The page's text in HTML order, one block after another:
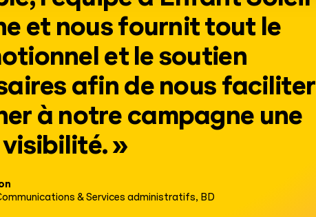
et nous fournit tout le
et le soutien
afin de nous faciliter
à notre campagne une
»
& Services administratifs, BD